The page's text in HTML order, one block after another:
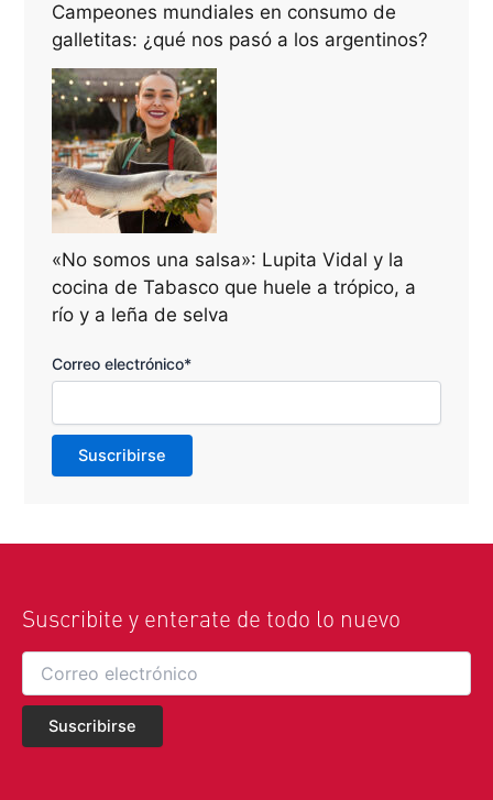
Campeones mundiales en consumo de
galletitas: ¿qué nos pasó a los argentinos?
«No somos una salsa»: Lupita Vidal y la
cocina de Tabasco que huele a trópico, a
río y a leña de selva
Correo electrónico*
Suscribite y enterate de todo lo nuevo